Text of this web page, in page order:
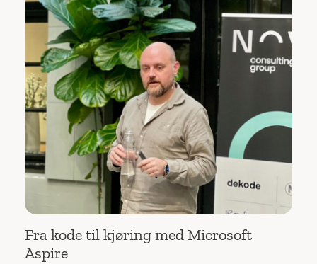
Fra kode til kjøring med Microsoft
Aspire